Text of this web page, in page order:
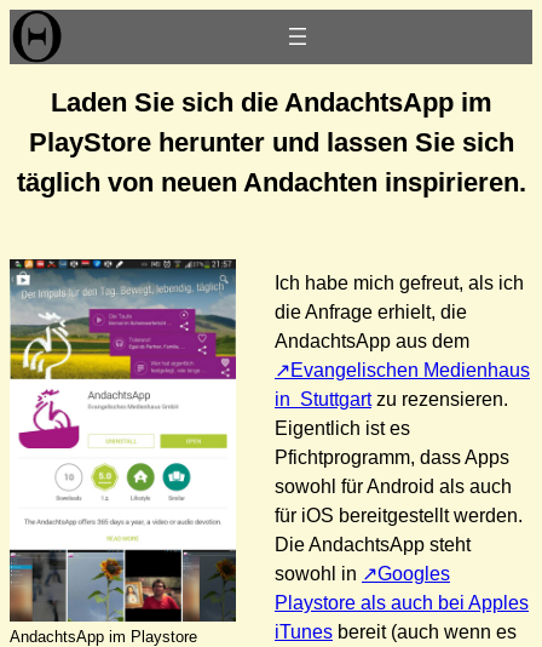
Zum
Inhalt
Laden Sie sich die AndachtsApp im
PlayStore herunter und lassen Sie sich
täglich von neuen Andachten inspirieren.
AndachtsApp im Playstore
Ich habe mich gefreut, als ich
die Anfrage erhielt, die
AndachtsApp aus dem
Evangelischen Medienhaus
in Stuttgartzu rezensieren.
Eigentlich ist es
Pfichtprogramm, dass Apps
sowohl für Android als auch
für iOS bereitgestellt werden.
Die AndachtsApp steht
sowohl in
Googles
Playstore als auch bei Apples
iTunes bereit (auch wenn es